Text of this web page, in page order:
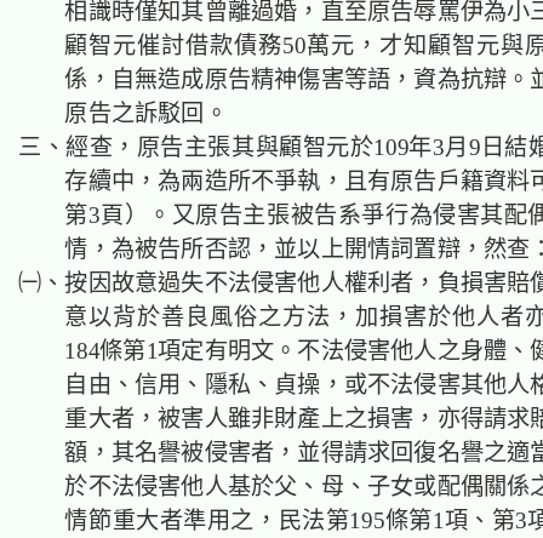
相識時僅知其曾離過婚，直至原告辱罵伊為小
顧智元催討借款債務50萬元，才知顧智元與
係，自無造成原告精神傷害等語，資為抗辯。
原告之訴駁回。
三、經查，原告主張其與顧智元於109年3月9日結
存續中 ，為兩造所不爭執，且有原告戶籍資料
第3頁）。又原告主張被告系爭行為侵害其配
情， 為被告所否認，並以上開情詞置辯，然查
㈠、按因故意過失不法侵害他人權利者，負損害賠
意以背於善良風俗之方法，加損害於他人者
184條第1項定有明文。不法侵害他人之身體、
自由、信用、隱私、貞操，或不法侵害其他人
重大者，被害人雖非財產上之損害，亦得請求
額，其名譽被侵害者，並得請求回復名譽之適
於不法侵害他人基於父、母、子女或配偶關係
情節重大者準用之，民法第195條第1項、第3